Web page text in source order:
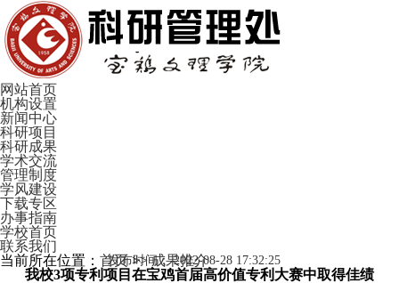
网站首页
机构设置
新闻中心
科研项目
科研成果
学术交流
管理制度
学风建设
下载专区
办事指南
学校首页
联系我们
当前所在位置： 首页>>成果推介
我校3项专利项目在宝鸡首届高价值专利大赛中取得佳绩
发布时间：2022-08-28 17:32:25